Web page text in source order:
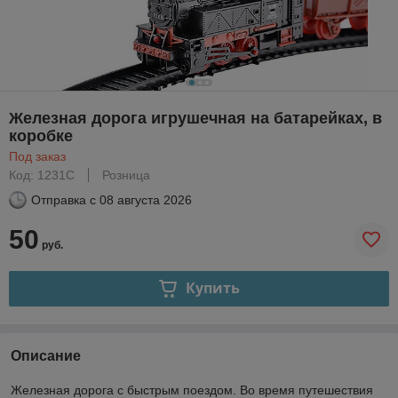
Железная дорога игрушечная на батарейках, в
коробке
Под заказ
Код: 1231C
Розница
Отправка с 08 августа 2026
50 руб.
Купить
Описание
Железная дорога с быстрым поездом. Во время путешествия